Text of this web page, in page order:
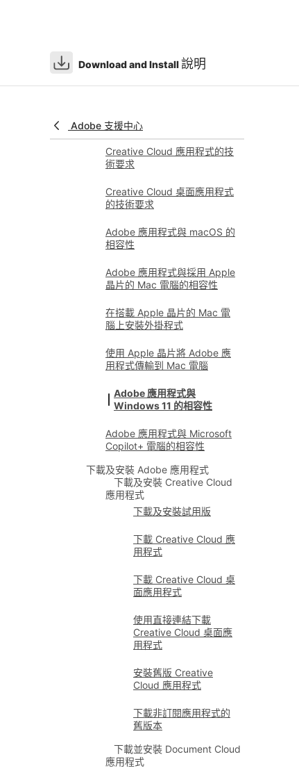
Download and Install說明
Adobe 支援中心
系統需求和相容性
檢查您的作業系統版本
版本
Creative Cloud 應用程式的技
術要求
Creative Cloud 桌面應用程式
的技術要求
Adobe 應用程式與 macOS 的
相容性
Adobe 應用程式與採用 Apple
晶片的 Mac 電腦的相容性
在搭載 Apple 晶片的 Mac 電
腦上安裝外掛程式
使用 Apple 晶片將 Adobe 應
用程式傳輸到 Mac 電腦
Adobe 應用程式與
Windows 11 的相容性
Adobe 應用程式與 Microsoft
Copilot+ 電腦的相容性
下載及安裝 Adobe 應用程式
下載及安裝 Creative Cloud
應用程式
下載及安裝試用版
下載 Creative Cloud 應
用程式
下載 Creative Cloud 桌
面應用程式
使用直接連結下載
Creative Cloud 桌面應
用程式
安裝舊版 Creative
Cloud 應用程式
下載非訂閱應用程式的
舊版本
下載並安裝 Document Cloud
應用程式